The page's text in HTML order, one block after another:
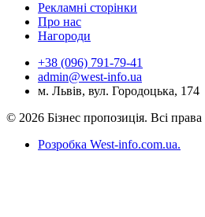
Рекламні сторінки
Про нас
Нагороди
+38 (096) 791-79-41
admin@west-info.ua
м. Львів, вул. Городоцька, 174
© 2026 Бізнес пропозиція. Всі
Розробка West-info.com.ua.